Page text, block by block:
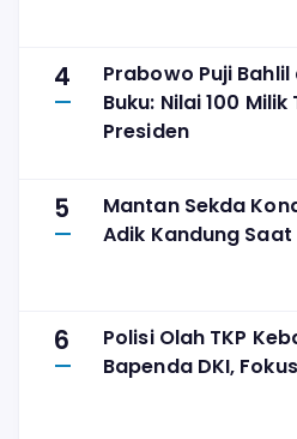
4
Prabowo Puji Bahlil
Buku: Nilai 100
Presiden
5
Mantan Sekda
Adik Kandung
6
Polisi Olah TKP
Bapenda DKI,